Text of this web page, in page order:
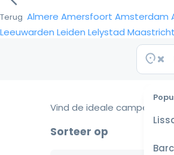
Terug Almere Amersfoort Amsterdam
Leeuwarden Leiden Lelystad Maastricht
Vind de ideale camper voor
Sorteer op